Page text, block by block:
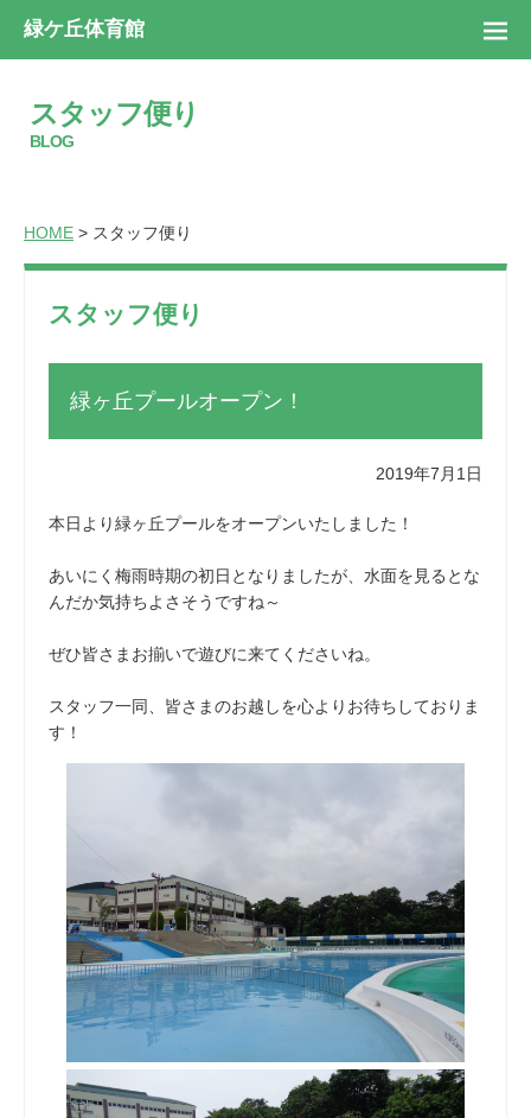
緑ケ丘体育館
スタッフ便り
BLOG
HOME > スタッフ便り
スタッフ便り
緑ヶ丘プールオープン！
2019年7月1日
本日より緑ヶ丘プールをオープンいたしました！
あいにく梅雨時期の初日となりましたが、水面を見るとな
んだか気持ちよさそうですね～
ぜひ皆さまお揃いで遊びに来てくださいね。
スタッフ一同、皆さまのお越しを心よりお待ちしておりま
す！